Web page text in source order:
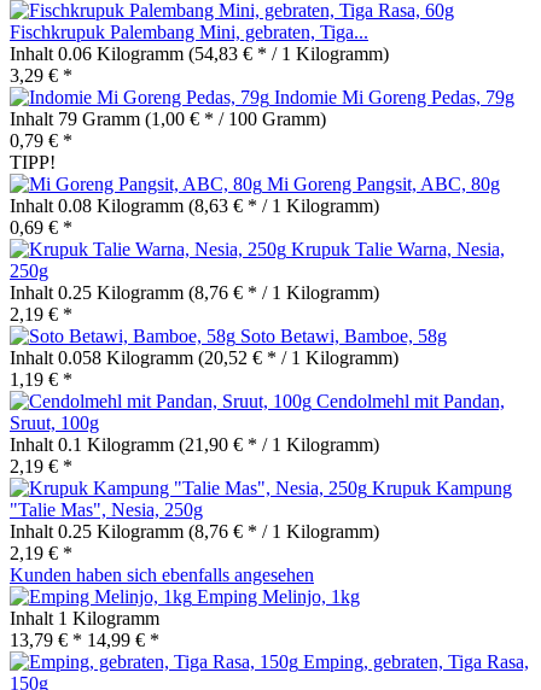
Fischkrupuk Palembang Mini, gebraten, Tiga...
Inhalt 0.06 Kilogramm (54,83 € * / 1 Kilogramm)
3,29 € *
Indomie Mi Goreng Pedas, 79g
Inhalt 79 Gramm (1,00 € * / 100 Gramm)
0,79 € *
TIPP!
Mi Goreng Pangsit, ABC, 80g
Inhalt 0.08 Kilogramm (8,63 € * / 1 Kilogramm)
0,69 € *
Krupuk Talie Warna, Nesia,
250g
Inhalt 0.25 Kilogramm (8,76 € * / 1 Kilogramm)
2,19 € *
Soto Betawi, Bamboe, 58g
Inhalt 0.058 Kilogramm (20,52 € * / 1 Kilogramm)
1,19 € *
Cendolmehl mit Pandan,
Sruut, 100g
Inhalt 0.1 Kilogramm (21,90 € * / 1 Kilogramm)
2,19 € *
Krupuk Kampung
"Talie Mas", Nesia, 250g
Inhalt 0.25 Kilogramm (8,76 € * / 1 Kilogramm)
2,19 € *
Kunden haben sich ebenfalls angesehen
Emping Melinjo, 1kg
Inhalt 1 Kilogramm
13,79 € * 14,99 € *
Emping, gebraten, Tiga Rasa,
150g